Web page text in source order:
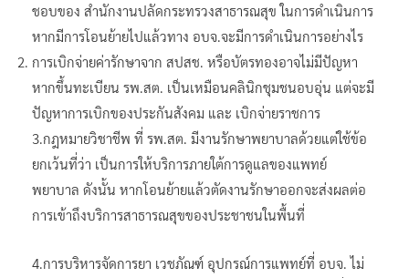
ชอบของ สำนักงานปลัดกระทรวงสาธารณสุข ในการดำเนินการ
หากมีการโอนย้ายไปแล้วทาง อบจ.จะมีการดำเนินการอย่างไร
การเบิกจ่ายค่ารักษาจาก สปสช. หรือบัตรทองอาจไม่มีปัญหา
หากขึ้นทะเบียน รพ.สต. เป็นเหมือนคลินิกชุมชนอบอุ่น แต่จะมี
ปัญหาการเบิกของประกันสังคม และ เบิกจ่ายราชการ
3.กฎหมายวิชาชีพ ที่ รพ.สต. มีงานรักษาพยาบาลด้วยแต่ใช้ข้อ
ยกเว้นที่ว่า เป็นการให้บริการภายใต้การดูแลของแพทย์
พยาบาล ดังนั้น หากโอนย้ายแล้วตัดงานรักษาออกจะส่งผลต่อ
การเข้าถึงบริการสาธารณสุขของประชาชนในพื้นที่
4.การบริหารจัดการยา เวชภัณฑ์ อุปกรณ์การแพทย์ที่ อบจ. ไม่